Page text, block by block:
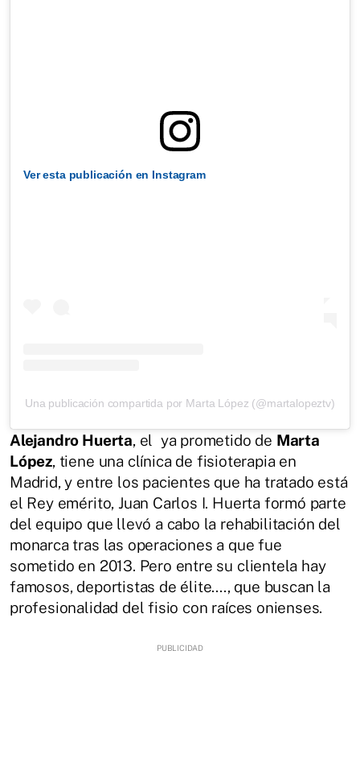
Ver esta publicación en Instagram
Una publicación compartida por Marta López (@martalopeztv)
Alejandro Huerta, el ya prometido de Marta
López, tiene una clínica de fisioterapia en
Madrid, y entre los pacientes que ha tratado está
el Rey emérito, Juan Carlos I. Huerta formó parte
del equipo que llevó a cabo la rehabilitación del
monarca tras las operaciones a que fue
sometido en 2013. Pero entre su clientela hay
famosos, deportistas de élite...., que buscan la
profesionalidad del fisio con raíces onienses.